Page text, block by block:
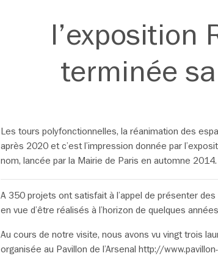
l’exposition
terminée
Les tours polyfonctionnelles, la réanimation des
après 2020 et c’est l’impression donnée par
nom, lancée par la Mairie de Paris en automne 2014.
A 350 projets ont satisfait à l’appel de présenter
en vue d’être réalisés à l’horizon de quelques
Au cours de notre visite, nous avons vu vingt trois
organisée au Pavillon de l’Arsenal http://